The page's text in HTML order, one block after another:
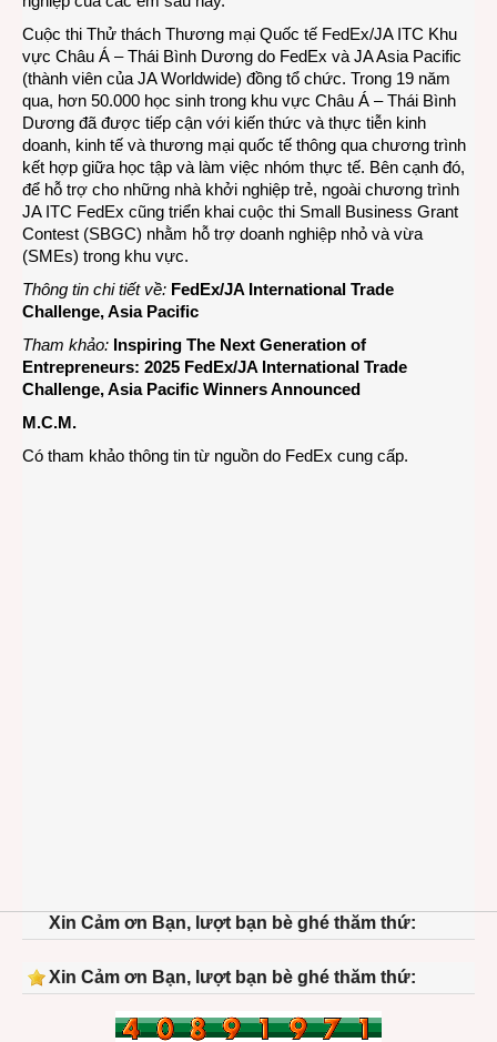
Cuộc thi Thử thách Thương mại Quốc tế FedEx/JA ITC Khu
vực Châu Á – Thái Bình Dương do FedEx và JA Asia Pacific
(thành viên của JA Worldwide) đồng tổ chức. Trong 19 năm
qua, hơn 50.000 học sinh trong khu vực Châu Á – Thái Bình
Dương đã được tiếp cận với kiến thức và thực tiễn kinh
doanh, kinh tế và thương mại quốc tế thông qua chương trình
kết hợp giữa học tập và làm việc nhóm thực tế. Bên cạnh đó,
để hỗ trợ cho những nhà khởi nghiệp trẻ, ngoài chương trình
JA ITC FedEx cũng triển khai cuộc thi Small Business Grant
Contest (SBGC) nhằm hỗ trợ doanh nghiệp nhỏ và vừa
(SMEs) trong khu vực.
Thông tin chi tiết về: FedEx/JA International Trade
Challenge, Asia Pacific
Tham khảo: Inspiring The Next Generation of
Entrepreneurs: 2025 FedEx/JA International Trade
Challenge, Asia Pacific Winners Announced
M.C.M.
Có tham khảo thông tin từ nguồn do FedEx cung cấp.
Xin Cảm ơn Bạn, lượt bạn bè ghé thăm thứ:
Xin Cảm ơn Bạn, lượt bạn bè ghé thăm thứ: